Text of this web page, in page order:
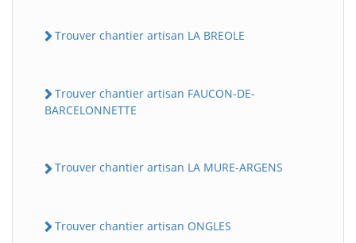
Trouver chantier artisan LA BREOLE
Trouver chantier artisan FAUCON-DE-
BARCELONNETTE
Trouver chantier artisan LA MURE-ARGENS
Trouver chantier artisan ONGLES